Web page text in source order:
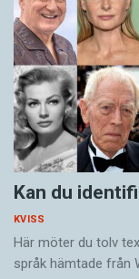
Kan du
KVISS
Här möter du tolv
språk hämtade från